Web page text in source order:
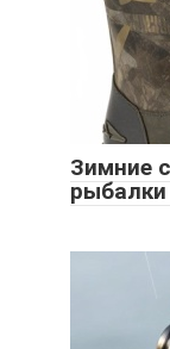
Зимние
рыбалки